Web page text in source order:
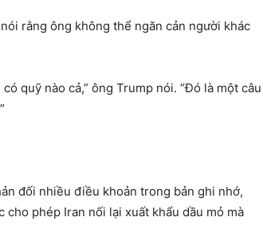
rằng ông không thể ngăn cản người khác
quỹ nào cả,” ông Trump nói. “Đó là một câu
đối nhiều điều khoản trong bản ghi nhớ,
phép Iran nối lại xuất khẩu dầu mỏ mà